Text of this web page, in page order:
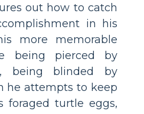
out how to catch
in his
more memorable
being pierced by
being blinded by
he attempts to keep
foraged turtle eggs,